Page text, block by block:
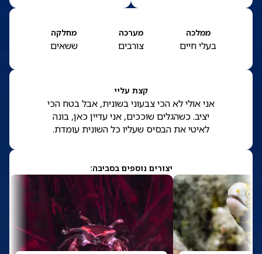
ממלכה
בעלי חיים
מערכה
צורבים
מחלקה
ששאים
קצת עליי
אני אולי לא הכי צבעוני בשונית, אבל בטח הכי
יציב. כשהגלים שוככים, אני עדיין כאן, בונה
לאיטי את הבסיס שעליו כל השונית עומדת.
יצורים נוספים בסביבה: